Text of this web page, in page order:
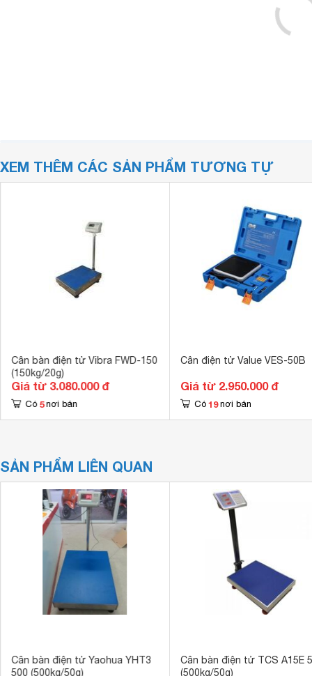
XEM THÊM CÁC SẢN PHẨM TƯƠNG TỰ
Cân bàn điện tử Vibra FWD-150
(150kg/20g)
Giá từ 3.080.000 đ
Có 5 nơi bán
Cân điện tử Value VES-50B
Giá từ 2.950.000 đ
Có 19 nơi bán
SẢN PHẨM LIÊN QUAN
Cân bàn điện tử Yaohua YHT3
500 (500kg/50g)
Cân bàn điện tử TCS A15E
(500kg/50g)